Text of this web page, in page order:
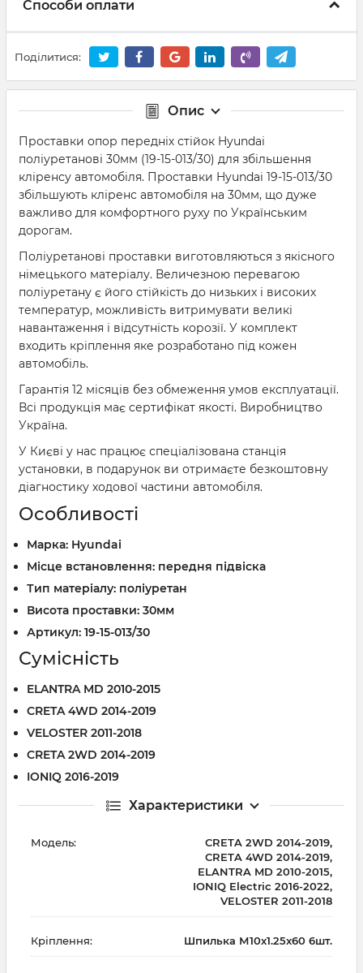
Способи оплати
Поділитися:
Опис
Проставки опор передніх стійок Hyundai
поліуретанові 30мм (19-15-013/30) для збільшення
кліренсу автомобіля. Проставки Hyundai 19-15-013/30
збільшують кліренс автомобіля на 30мм, що дуже
важливо для комфортного руху по Українським
дорогам.
Поліуретанові проставки виготовляються з якісного
німецького матеріалу. Величезною перевагою
поліуретану є його стійкість до низьких і високих
температур, можливість витримувати великі
навантаження і відсутність корозії. У комплект
входить кріплення яке розработано під кожен
автомобіль.
Гарантія 12 місяців без обмеження умов експлуатації.
Всі продукція має сертифікат якості. Виробництво
Україна.
У Києві у нас працює спеціалізована станція
установки, в подарунок ви отримаєте безкоштовну
діагностику ходової частини автомобіля.
Особливості
Марка: Hyundai
Місце встановлення: передня підвіска
Тип матеріалу: поліуретан
Висота проставки: 30мм
Артикул: 19-15-013/30
Сумісність
ELANTRA MD 2010-2015
CRETA 4WD 2014-2019
VELOSTER 2011-2018
CRETA 2WD 2014-2019
IONIQ 2016-2019
Характеристики
Модель:
CRETA 2WD 2014-2019,
CRETA 4WD 2014-2019,
ELANTRA MD 2010-2015,
IONIQ Electric 2016-2022,
VELOSTER 2011-2018
Кріплення: Шпилька М10х1.25х60 6шт.